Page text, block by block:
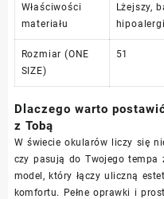
Właściwości
materiału
Lżejszy,
Rozmiar (ONE
SIZE)
51
Dlaczego warto
z Tobą
W świecie okularów liczy się
czy pasują do Twojego tempa
model, który łączy uliczną
komfortu. Pełne oprawki i